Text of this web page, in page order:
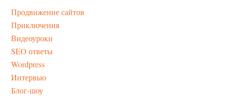
Продвижение сайтов
Приключения
Видеоуроки
SEO ответы
Wordpress
Интервью
Блог-шоу